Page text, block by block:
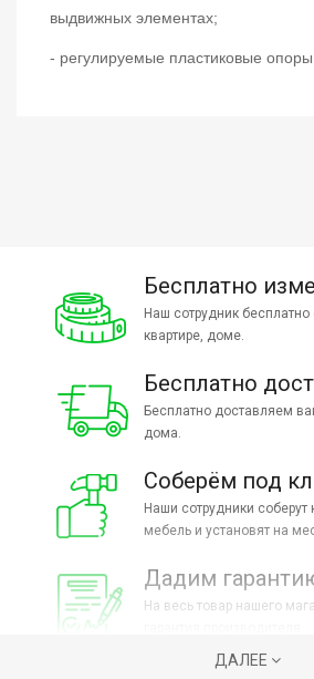
выдвижных элементах;
- регулируемые пластиковые
Бесплатно
Наш сотрудник
квартире, доме.
Бесплатно
Бесплатно доставляем
дома.
Соберём под
Наши сотрудники
мебель и установят на
Дадим
На весь товар нашего
ДАЛЕЕ